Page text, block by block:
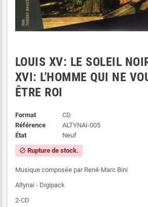
LOUIS XV: LE SOLEIL
XVI: L'HOMME QUI NE
ÊTRE ROI
Format
CD
Référence
ALTYNAI-005
État
Neuf
block Rupture de stock.
Musique composée par René-Marc Bini
Altynai - Digipack
2-CD